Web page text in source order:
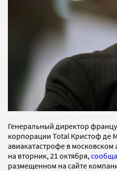
Генеральный директор
корпорации Total Кристоф де
авиакатастрофе в московском
на вторник, 21 октября,
размещенном на сайте